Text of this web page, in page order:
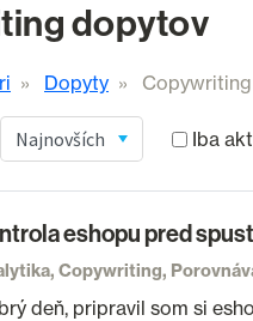
dopytov
Dopyty Copywriting
Iba
eshopu pred
Copywriting,
deň, pripravil som si